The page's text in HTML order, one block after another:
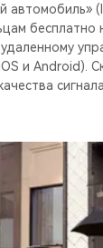
автомобиль»
бесплатно
и Android).